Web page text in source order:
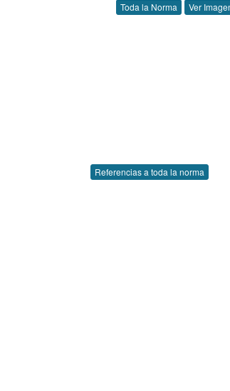
Toda la Norma Ver
Referencias a toda la norma